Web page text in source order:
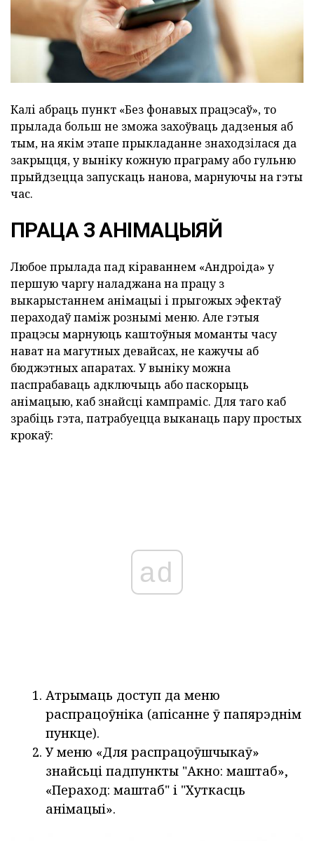
Калі абраць пункт «Без фонавых працэсаў», то
прылада больш не зможа захоўваць дадзеныя аб
тым, на якім этапе прыкладанне знаходзілася да
закрыцця, у выніку кожную праграму або гульню
прыйдзецца запускаць нанова, марнуючы на гэты
час.
ПРАЦА З АНІМАЦЫЯЙ
Любое прылада пад кіраваннем «Андроіда» у
першую чаргу наладжана на працу з
выкарыстаннем анімацыі і прыгожых эфектаў
пераходаў паміж рознымі меню. Але гэтыя
працэсы марнуюць каштоўныя моманты часу
нават на магутных девайсах, не кажучы аб
бюджэтных апаратах. У выніку можна
паспрабаваць адключыць або паскорыць
анімацыю, каб знайсці кампраміс. Для таго каб
зрабіць гэта, патрабуецца выканаць пару простых
крокаў:
ad
Атрымаць доступ да меню
распрацоўніка (апісанне ў папярэднім
пункце).
У меню «Для распрацоўшчыкаў»
знайсьці падпункты "Акно: маштаб»,
«Пераход: маштаб" і "Хуткасць
анімацыі».